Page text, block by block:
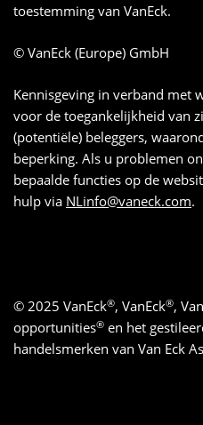
toestemming van VanEck.
© VanEck (Europe) GmbH
Kennisgeving in verband met
voor de toegankelijkheid van
(potentiële) beleggers,
beperking. Als u problemen
bepaalde functies op de
hulp via NLinfo@vaneck.com.
© 2025 VanEck®, VanEck®,
opportunities® en het
handelsmerken van Van Eck